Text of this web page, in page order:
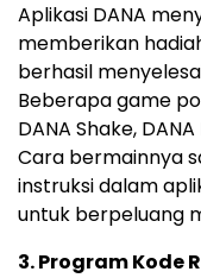
Aplikasi DANA
memberikan
berhasil
Beberapa game
DANA Shake,
Cara bermainnya
instruksi dalam
untuk berpeluang
3. Program Kode